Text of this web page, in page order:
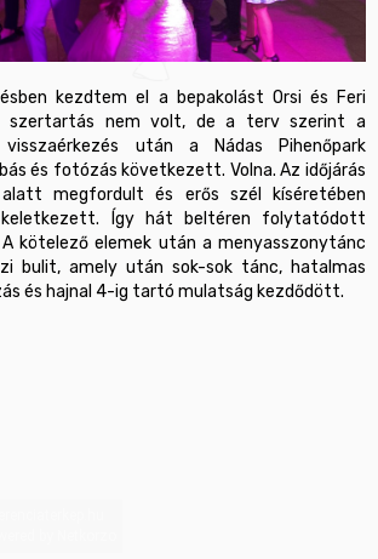
kezdtem el a bepakolást Orsi és Feri
szertartás nem volt, de a terv szerint a
után a Nádas Pihenőpark
és fotózás következett. Volna. Az időjárás
megfordult és erős szél kíséretében
Így hát beltéren folytatódott
kötelező elemek után a menyasszonytánc
bulit, amely után sok-sok tánc, hatalmas
és hajnal 4-ig tartó mulatság kezdődött.